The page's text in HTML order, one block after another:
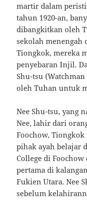
martir dalam
tahun 1920-an,
dibangkitkan oleh
sekolah
Tiongkok, mereka
penyebaran Injil.
Shu-tsu
oleh Tuhan untuk
Nee Shu-tsu, yang
Nee, lahir dari
Foochow,
pihak ayah belajar
College di
pertama di
Fukien Utara. Nee
sebelum